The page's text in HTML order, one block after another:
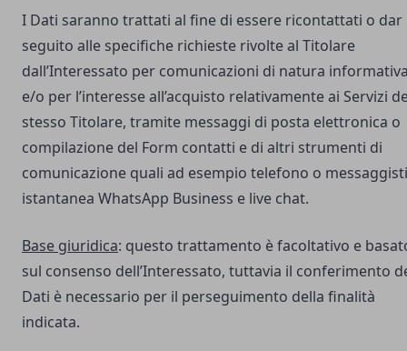
I Dati saranno trattati al fine di essere ricontattati o dar
seguito alle specifiche richieste rivolte al Titolare
dall’Interessato per comunicazioni di natura
e/o per l’interesse all’acquisto relativamente ai Servizi
stesso Titolare, tramite messaggi di posta elettronica o
compilazione del Form contatti e di altri strumenti di
comunicazione quali ad esempio telefono o
istantanea WhatsApp Business e live chat.
Base giuridica: questo trattamento è facoltativo e
sul consenso dell’Interessato, tuttavia il conferimento
Dati è necessario per il perseguimento della finalità
indicata.